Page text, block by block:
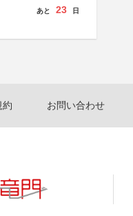
あと 23 日
約 お問い合わせ